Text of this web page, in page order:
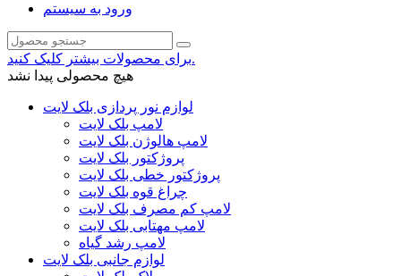
ورود به سیستم
برای محصولات بیشتر کلیک کنید.
هیچ محصولی پیدا نشد
لوازم نور پردازی بلک لایت
لامپ بلک لایت
لامپ هالوژن بلک لایت
پروژکتور بلک لایت
پروژکتور خطی بلک لایت
چراغ قوه بلک لایت
لامپ کم مصرف بلک لایت
لامپ مهتابی بلک لایت
لامپ رشد گیاه
لوازم جانبی بلک لایت